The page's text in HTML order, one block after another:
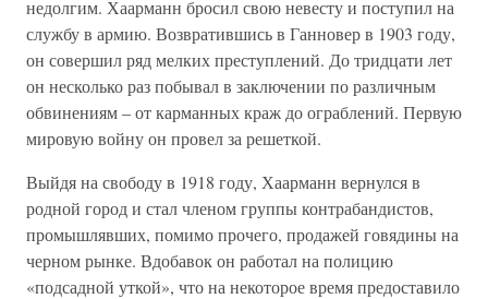
недолгим. Хаарманн бросил свою невесту и поступил на
службу в армию. Возвратившись в Ганновер в 1903 году,
он совершил ряд мелких преступлений. До тридцати лет
он несколько раз побывал в заключении по различным
обвинениям – от карманных краж до ограблений. Первую
мировую войну он провел за решеткой.
Выйдя на свободу в 1918 году, Хаарманн вернулся в
родной город и стал членом группы контрабандистов,
промышлявших, помимо прочего, продажей говядины на
черном рынке. Вдобавок он работал на полицию
«подсадной уткой», что на некоторое время предоставило